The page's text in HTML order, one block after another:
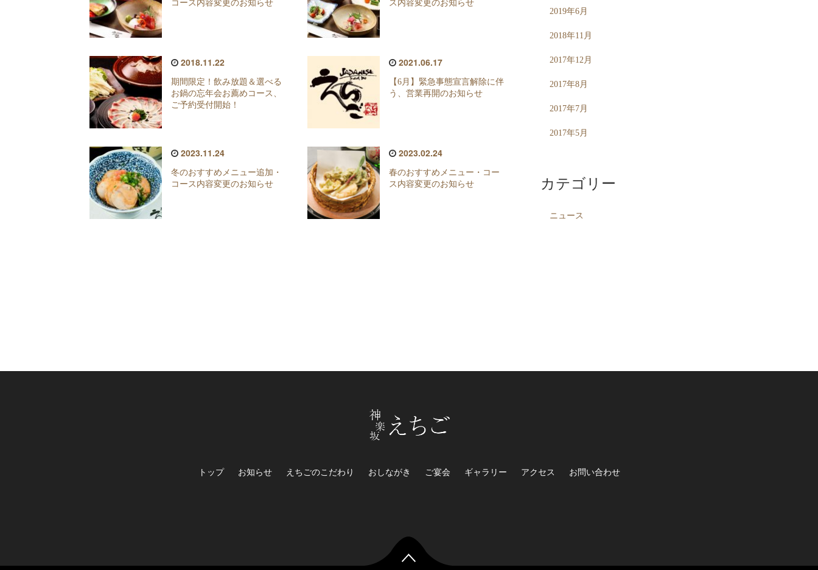
コース内容変更のお知らせ
ス内容変更のお知らせ
2018.11.22
期間限定！飲み放題＆選べる
お鍋の忘年会お薦めコース、
ご予約受付開始！
2021.06.17
【6月】緊急事態宣言解除に伴
う、営業再開のお知らせ
2023.11.24
冬のおすすめメニュー追加・
コース内容変更のお知らせ
2023.02.24
春のおすすめメニュー・コー
ス内容変更のお知らせ
2019年6月
2018年11月
2017年12月
2017年8月
2017年7月
2017年5月
カテゴリー
ニュース
トップ お知らせ えちごのこだわり おしながき ご宴会 ギャラリー アクセス お問い合わせ